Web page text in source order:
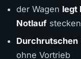
der Wagen legt
Notlauf stecken
Durchrutschen
ohne Vortrieb